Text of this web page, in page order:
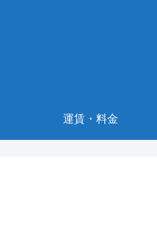
運賃・料金